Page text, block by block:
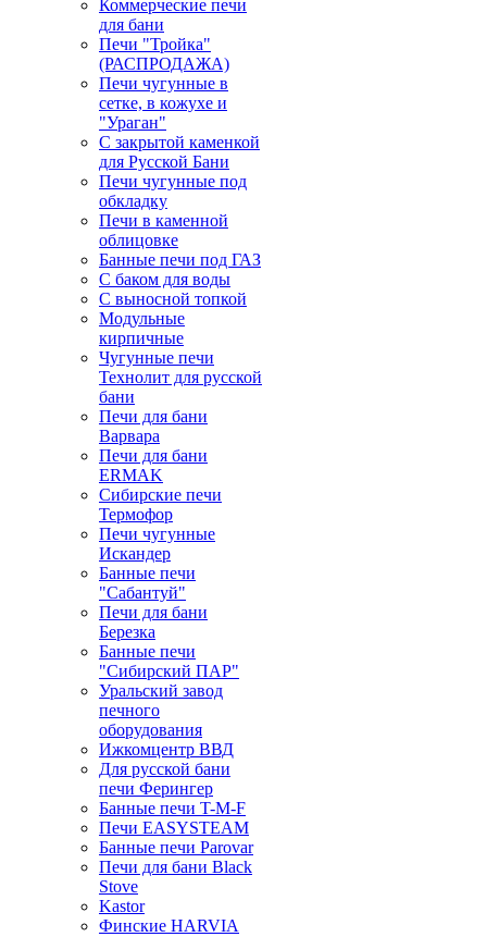
Коммерческие печи
для бани
Печи "Тройка"
(РАСПРОДАЖА)
Печи чугунные в
сетке, в кожухе и
"Ураган"
С закрытой каменкой
для Русской Бани
Печи чугунные под
обкладку
Печи в каменной
облицовке
Банные печи под ГАЗ
С баком для воды
С выносной топкой
Модульные
кирпичные
Чугунные печи
Технолит для русской
бани
Печи для бани
Варвара
Печи для бани
ERMAK
Сибирские печи
Термофор
Печи чугунные
Искандер
Банные печи
"Сабантуй"
Печи для бани
Березка
Банные печи
"Сибирский ПАР"
Уральский завод
печного
оборудования
Ижкомцентр ВВД
Для русской бани
печи Ферингер
Банные печи T-M-F
Печи EASYSTEAM
Банные печи Parovar
Печи для бани Black
Stove
Kastor
Финские HARVIA